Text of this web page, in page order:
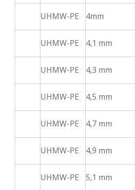
UHMW-PE
4mm
UHMW-PE
4,1 mm
UHMW-PE
4,3 mm
UHMW-PE
4,5 mm
UHMW-PE
4,7 mm
UHMW-PE
4,9 mm
UHMW-PE
5,1 mm